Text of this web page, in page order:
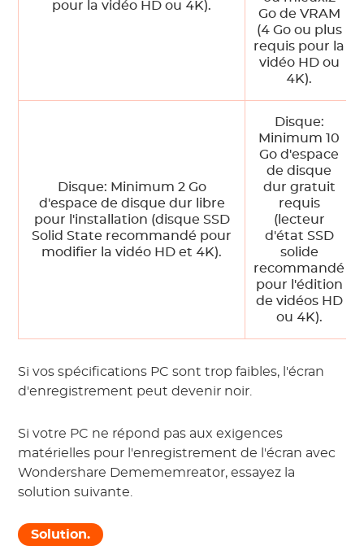
pour la vidéo HD ou 4K).
Go de VRAM
(4 Go ou plus
requis pour la
vidéo HD ou
4K).
Disque: Minimum 2 Go
d'espace de disque dur libre
pour l'installation (disque SSD
Solid State recommandé pour
modifier la vidéo HD et 4K).
Disque:
Minimum 10
Go d'espace
de disque
dur gratuit
requis
(lecteur
d'état SSD
solide
recommandé
pour l'édition
de vidéos HD
ou 4K).
Si vos spécifications PC sont trop faibles, l'écran
d'enregistrement peut devenir noir.
Si votre PC ne répond pas aux exigences
matérielles pour l'enregistrement de l'écran avec
Wondershare Demememreator, essayez la
solution suivante.
Solution.